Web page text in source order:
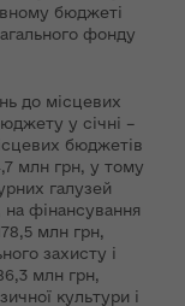
бюджеті
фонду
до місцевих
у січні –
бюджетів
млн грн, у тому
галузей
фінансування
млн грн,
захисту і
млн грн,
культури і